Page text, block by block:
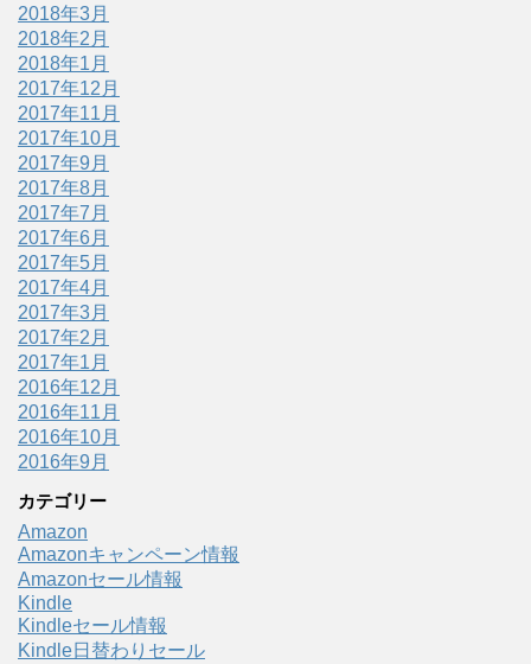
2018年3月
2018年2月
2018年1月
2017年12月
2017年11月
2017年10月
2017年9月
2017年8月
2017年7月
2017年6月
2017年5月
2017年4月
2017年3月
2017年2月
2017年1月
2016年12月
2016年11月
2016年10月
2016年9月
カテゴリー
Amazon
Amazonキャンペーン情報
Amazonセール情報
Kindle
Kindleセール情報
Kindle日替わりセール